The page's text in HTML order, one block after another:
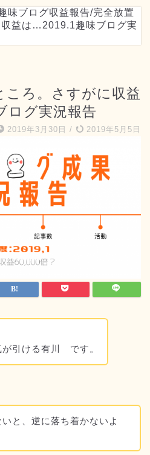
味ブログ収益報告/完全放置
収益は…2019.1趣味ブログ実
ころ。さすがに収益
グ実況報告
2019年3月30日 / 2019年5月5日
が引ける有川 です。
と、逆に落ち着かないよ